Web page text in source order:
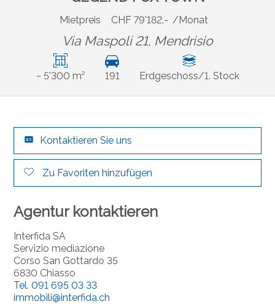
Mietpreis CHF 79'182.- /Monat
Via Maspoli 21, Mendrisio
~ 5'300 m² 191 Erdgeschoss/1. Stock
Kontaktieren Sie uns
Zu Favoriten hinzufügen
Agentur kontaktieren
Interfida SA
Servizio mediazione
Corso San Gottardo 35
6830 Chiasso
Tel.091 695 03 33
immobili@interfida.ch